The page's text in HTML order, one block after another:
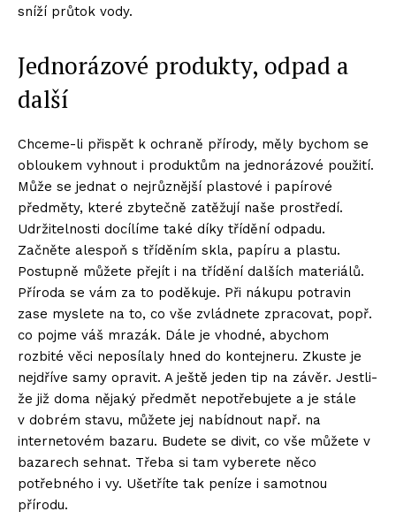
sníží průtok vody.
Jednorázové produkty, odpad a
další
Chceme-li přispět k ochraně přírody, měly bychom se
obloukem vyhnout i produktům na jednorázové použití.
Může se jednat o nejrůznější plastové i papírové
předměty, které zbytečně zatěžují naše prostředí.
Udržitelnosti docílíme také díky třídění odpadu.
Začněte alespoň s tříděním skla, papíru a plastu.
Postupně můžete přejít i na třídění dalších materiálů.
Příroda se vám za to poděkuje. Při nákupu potravin
zase myslete na to, co vše zvládnete zpracovat, popř.
co pojme váš mrazák. Dále je vhodné, abychom
rozbité věci neposílaly hned do kontejneru. Zkuste je
nejdříve samy opravit. A ještě jeden tip na závěr. Jestli-
že již doma nějaký předmět nepotřebujete a je stále
v dobrém stavu, můžete jej nabídnout např. na
internetovém bazaru. Budete se divit, co vše můžete v
bazarech sehnat. Třeba si tam vyberete něco
potřebného i vy. Ušetříte tak peníze i samotnou
přírodu.